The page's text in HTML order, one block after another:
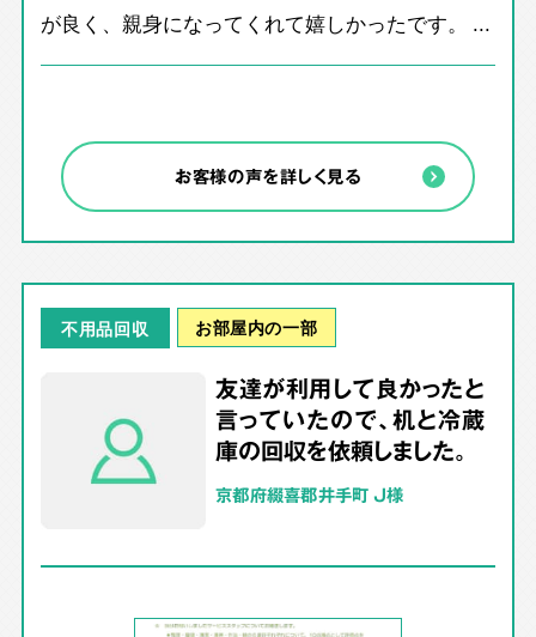
が良く、親身になってくれて嬉しかったです。 ...
お客様の声を詳しく見る
不用品回収 お部屋内の一部
友達が利用して良かったと
言っていたので、机と冷蔵
庫の回収を依頼しました。
京都府綴喜郡井手町 J様